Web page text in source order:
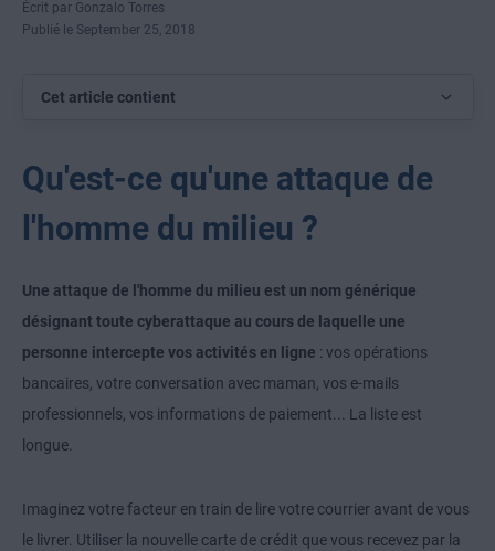
Écrit par Gonzalo Torres
Publié le September 25, 2018
Cet article contient
Qu'est-ce qu'une attaque de
l'homme du milieu ?
Une attaque de l'homme du milieu est un nom générique
désignant toute cyberattaque au cours de laquelle une
personne intercepte vos activités en ligne : vos opérations
bancaires, votre conversation avec maman, vos e-mails
professionnels, vos informations de paiement... La liste est
longue.
Imaginez votre facteur en train de lire votre courrier avant de vous
le livrer. Utiliser la nouvelle carte de crédit que vous recevez par la